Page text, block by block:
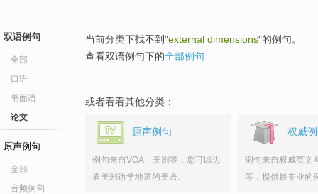
双语例句
全部
口语
书面语
论文
原声例句
全部
音频例句
当前分类下找不到"external dimensions"的例句。
查看双语例句下的全部例句
或者看看其他分类：
原声例句
例句来自VOA、美剧等，您可以边
看美剧边学地道的美语。
权威
例句来自权威英文
等，提供最专业的